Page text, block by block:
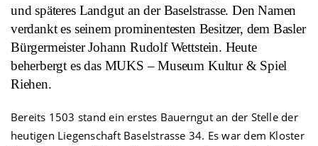
und späteres Landgut an der Baselstrasse. Den Namen
verdankt es seinem prominentesten Besitzer, dem Basler
Bürgermeister Johann Rudolf Wettstein. Heute
beherbergt es das MUKS – Museum Kultur & Spiel
Riehen.
Bereits 1503 stand ein erstes Bauerngut an der Stelle der
heutigen Liegenschaft Baselstrasse 34. Es war dem Kloster